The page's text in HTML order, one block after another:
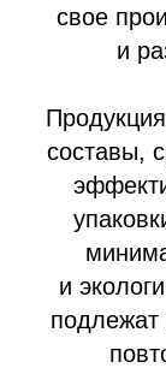
свое
и
составы,
и